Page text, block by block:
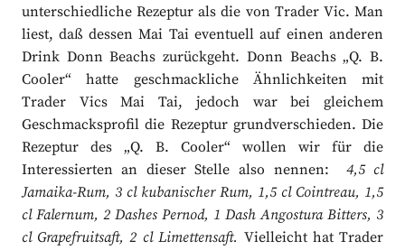
unterschiedliche Rezeptur als die von Trader Vic. Man
liest, daß dessen Mai Tai eventuell auf einen anderen
Drink Donn Beachs zurückgeht. Donn Beachs „Q. B.
Cooler“ hatte geschmackliche Ähnlichkeiten mit
Trader Vics Mai Tai, jedoch war bei gleichem
Geschmacksprofil die Rezeptur grundverschieden. Die
Rezeptur des „Q. B. Cooler“ wollen wir für die
Interessierten an dieser Stelle also nennen: 4,5 cl
Jamaika-Rum, 3 cl kubanischer Rum, 1,5 cl Cointreau, 1,5
cl Falernum, 2 Dashes Pernod, 1 Dash Angostura Bitters, 3
cl Grapefruitsaft, 2 cl Limettensaft. Vielleicht hat Trader